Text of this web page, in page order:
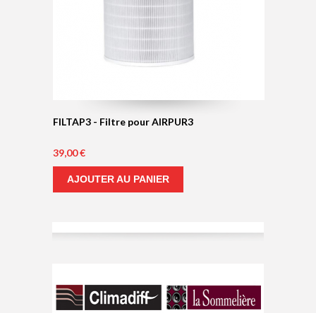
FILTAP3 - Filtre pour AIRPUR3
39,00 €
AJOUTER AU PANIER